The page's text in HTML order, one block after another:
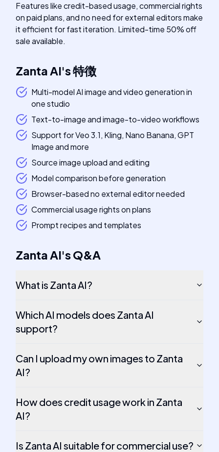
Features like credit-based usage, commercial rights
on paid plans, and no need for external editors make
it efficient for fast iteration. Limited-time 50% off
sale available.
Zanta AI's特徴
Multi-model AI image and video generation in
one studio
Text-to-image and image-to-video workflows
Support for Veo 3.1, Kling, Nano Banana, GPT
Image and more
Source image upload and editing
Model comparison before generation
Browser-based no external editor needed
Commercial usage rights on plans
Prompt recipes and templates
Zanta AI'sQ&A
What is Zanta AI?
Which AI models does Zanta AI
support?
Can I upload my own images to Zanta
AI?
How does credit usage work in Zanta
AI?
Is Zanta AI suitable for commercial use?